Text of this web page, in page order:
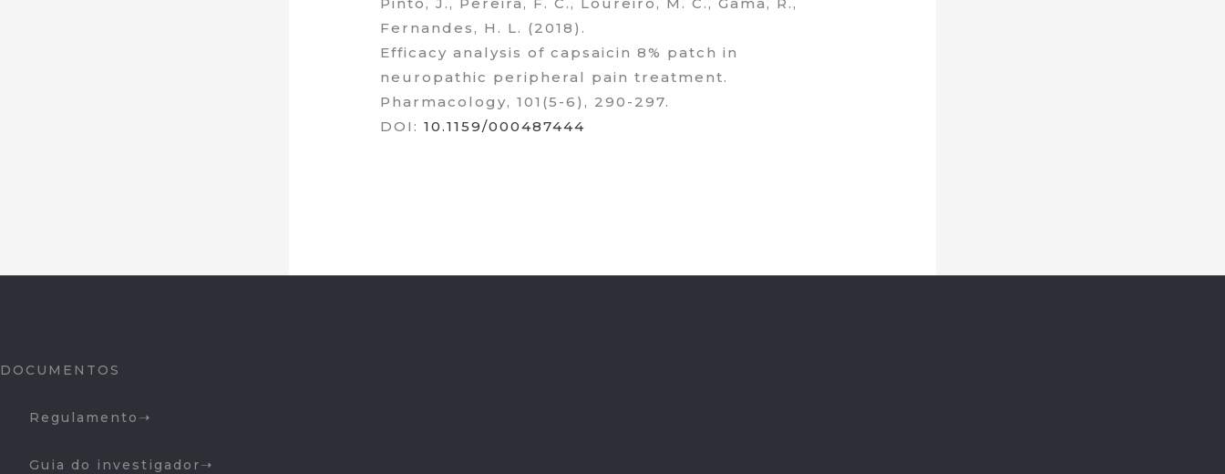
Fernandes, H. L. (2018).
Efficacy analysis of capsaicin 8% patch in
neuropathic peripheral pain treatment.
Pharmacology, 101(5-6), 290-297.
DOI:10.1159/000487444
DOCUMENTOS
Regulamento
Guia do investigador